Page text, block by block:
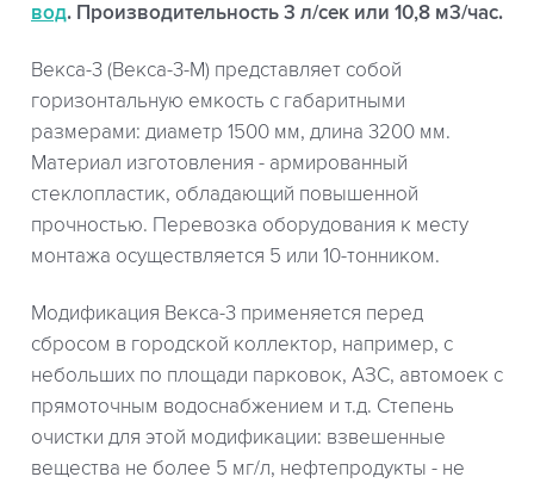
вод. Производительность 3 л/сек или 10,8 м3/час.
Векса-3 (Векса-3-М) представляет собой
горизонтальную емкость с габаритными
размерами: диаметр 1500 мм, длина 3200 мм.
Материал изготовления - армированный
стеклопластик, обладающий повышенной
прочностью. Перевозка оборудования к месту
монтажа осуществляется 5 или 10-тонником.
Модификация Векса-3 применяется перед
сбросом в городской коллектор, например, с
небольших по площади парковок, АЗС, автомоек с
прямоточным водоснабжением и т.д. Степень
очистки для этой модификации: взвешенные
вещества не более 5 мг/л, нефтепродукты - не